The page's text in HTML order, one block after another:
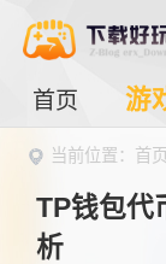
首页 游
当前位置： 首页
TP钱包代
析